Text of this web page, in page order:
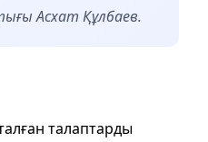
Асхат Құлбаев.
талаптарды